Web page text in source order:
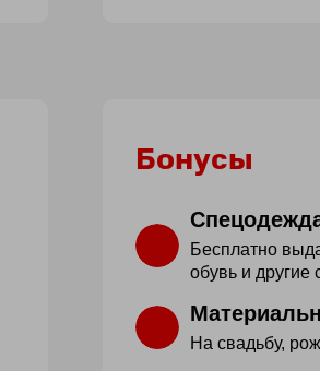
Бонусы
Бесплатно
обувь и другие
На свадьбу,